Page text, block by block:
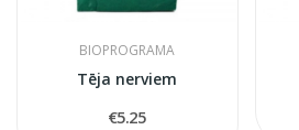
BIOPROGRAMA
Tēja nerviem
€5.25